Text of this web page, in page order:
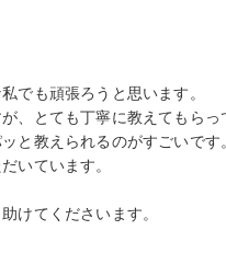
でも頑張ろうと思います。
、とても丁寧に教えてもらっ
と教えられるのがすごいです
いています。
けてくださいます。